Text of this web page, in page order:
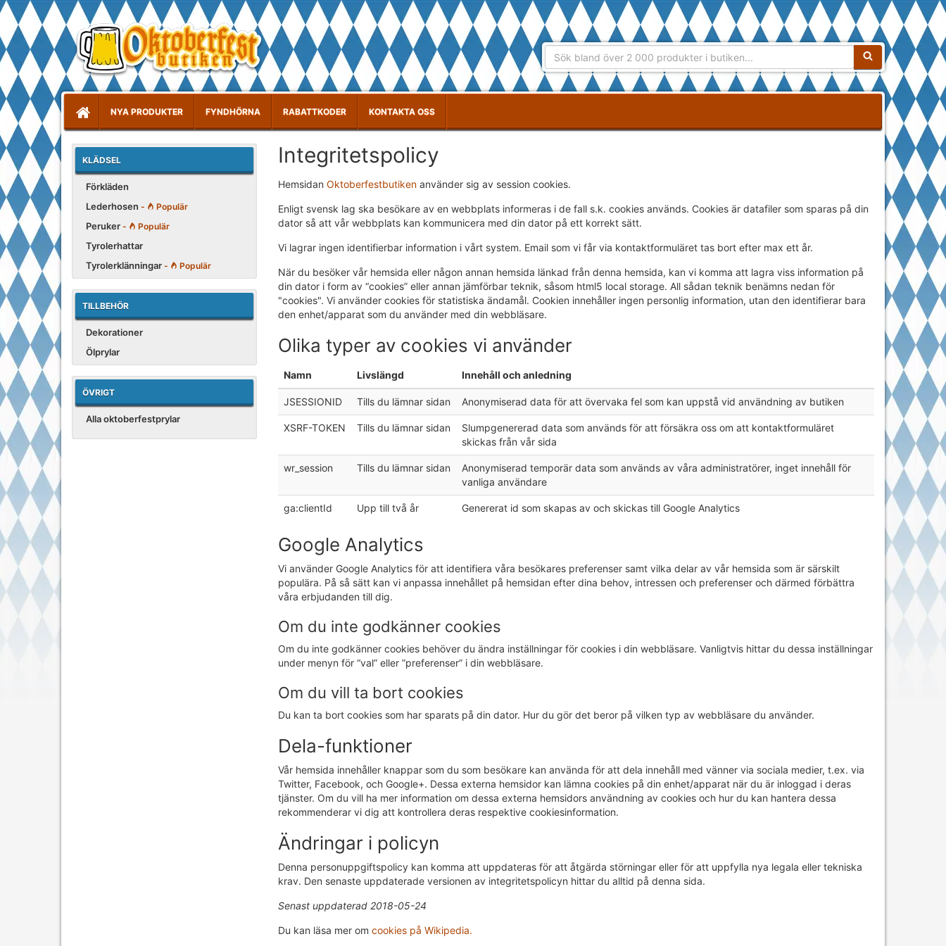
Sökfras:
NYA PRODUKTER FYNDHÖRNA RABATTKODER KONTAKTA OSS
KLÄDSEL
Förkläden
Lederhosen - Populär
Peruker - Populär
Tyrolerhattar
Tyrolerklänningar - Populär
TILLBEHÖR
Dekorationer
Ölprylar
ÖVRIGT
Alla oktoberfestprylar
Integritetspolicy
Hemsidan Oktoberfestbutikenanvänder sig av session cookies.
Enligt svensk lag ska besökare av en webbplats informeras i de fall s.k. cookies används. Cookies är datafiler som sparas på din
dator så att vår webbplats kan kommunicera med din dator på ett korrekt sätt.
Vi lagrar ingen identifierbar information i vårt system. Email som vi får via kontaktformuläret tas bort efter max ett år.
När du besöker vår hemsida eller någon annan hemsida länkad från denna hemsida, kan vi komma att lagra viss information på
din dator i form av “cookies” eller annan jämförbar teknik, såsom html5 local storage. All sådan teknik benämns nedan för
"cookies". Vi använder cookies för statistiska ändamål. Cookien innehåller ingen personlig information, utan den identifierar bara
den enhet/apparat som du använder med din webbläsare.
Olika typer av cookies vi använder
Namn Livslängd Innehåll och anledning
JSESSIONID Tills du lämnar sidan Anonymiserad data för att övervaka fel som kan uppstå vid användning av butiken
XSRF-TOKEN Tills du lämnar sidan
Slumpgenererad data som används för att försäkra oss om att kontaktformuläret
skickas från vår sida
wr_session Tills du lämnar sidan
Anonymiserad temporär data som används av våra administratörer, inget innehåll för
vanliga användare
ga:clientId Upp till två år Genererat id som skapas av och skickas till Google Analytics
Google Analytics
Vi använder Google Analytics för att identifiera våra besökares preferenser samt vilka delar av vår hemsida som är särskilt
populära. På så sätt kan vi anpassa innehållet på hemsidan efter dina behov, intressen och preferenser och därmed förbättra
våra erbjudanden till dig.
Om du inte godkänner cookies
Om du inte godkänner cookies behöver du ändra inställningar för cookies i din webbläsare. Vanligtvis hittar du dessa inställningar
under menyn för “val” eller ”preferenser” i din webbläsare.
Om du vill ta bort cookies
Du kan ta bort cookies som har sparats på din dator. Hur du gör det beror på vilken typ av webbläsare du använder.
Dela-funktioner
Vår hemsida innehåller knappar som du som besökare kan använda för att dela innehåll med vänner via sociala medier, t.ex. via
Twitter, Facebook, och Google+. Dessa externa hemsidor kan lämna cookies på din enhet/apparat när du är inloggad i deras
tjänster. Om du vill ha mer information om dessa externa hemsidors användning av cookies och hur du kan hantera dessa
rekommenderar vi dig att kontrollera deras respektive cookiesinformation.
Ändringar i policyn
Denna personuppgiftspolicy kan komma att uppdateras för att åtgärda störningar eller för att uppfylla nya legala eller tekniska
krav. Den senaste uppdaterade versionen av integritetspolicyn hittar du alltid på denna sida.
Senast uppdaterad 2018-05-24
Du kan läsa mer om cookies på Wikipedia.